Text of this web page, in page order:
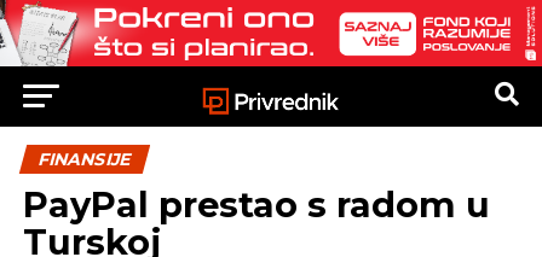
FINANSIJE
PayPal prestao s radom u
Turskoj